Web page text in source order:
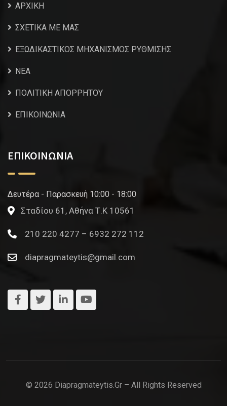
ΑΡΧΙΚΗ
ΣΧΕΤΙΚΑ ΜΕ ΜΑΣ
ΕΞΩΔΙΚΑΣΤΙΚΟΣ ΜΗΧΑΝΙΣΜΟΣ ΡΥΘΜΙΣΗΣ
NEA
ΠΟΛΙΤΙΚΗ ΑΠΟΡΡΗΤΟΥ
ΕΠΙΚΟΙΝΩΝΙΑ
ΕΠΙΚΟΙΝΩΝΙΑ
Δευτέρα - Παρασκευή 10:00 - 18:00
Σταδίου 61, Αθήνα Τ.Κ 10561
210 220 4277 – 6932 272 112
diapragmateytis@gmail.com
© 2026 Diapragmateytis.gr – All Rights Reserved